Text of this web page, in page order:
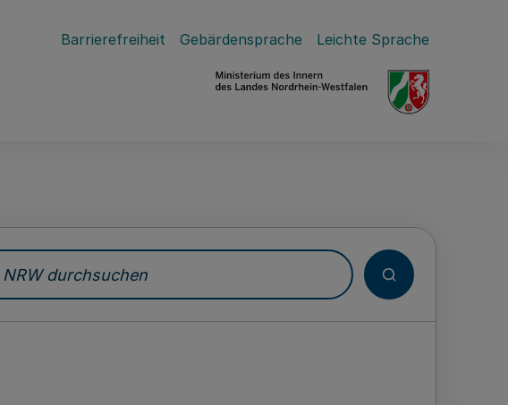
Barrierefreiheit Gebärdensprache Leichte Sprache
durchsuchen